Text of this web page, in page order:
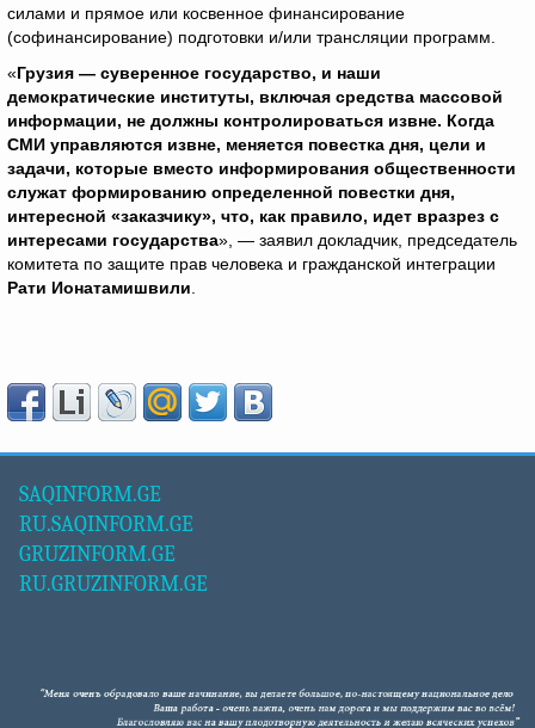
силами и прямое или косвенное финансирование
(софинансирование) подготовки и/или трансляции программ.
«Грузия — суверенное государство, и наши
демократические институты, включая средства массовой
информации, не должны контролироваться извне. Когда
СМИ управляются извне, меняется повестка дня, цели и
задачи, которые вместо информирования общественности
служат формированию определенной повестки дня,
интересной «заказчику», что, как правило, идет вразрез с
интересами государства», — заявил докладчик, председатель
комитета по защите прав человека и гражданской интеграции
Рати Ионатамишвили
SAQINFORM.GE
RU.SAQINFORM.GE
GRUZINFORM.GE
RU.GRUZINFORM.GE